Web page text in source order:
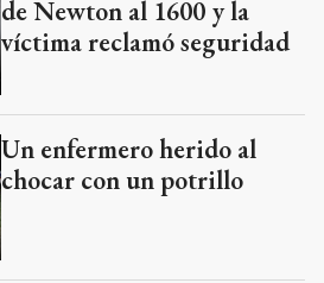
de Newton al 1600 y la
víctima reclamó seguridad
Un enfermero herido al
chocar con un potrillo